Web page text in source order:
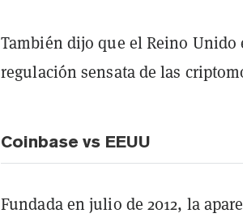
También dijo que el Reino
regulación sensata de las
Coinbase vs EEUU
Fundada en julio de 2012, la